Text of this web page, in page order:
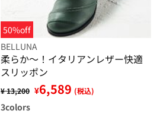
50%off
BELLUNA
柔らか～！イタリアンレザー快適
スリッポン
¥ 13,200 ¥6,589 (税込)
3colors